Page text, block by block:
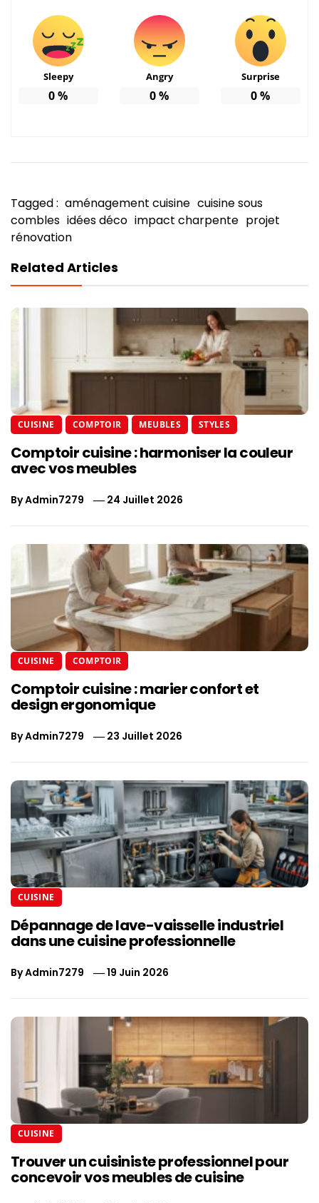
Sleepy
0%
Angry
0%
Surprise
0%
Tagged : aménagement cuisine cuisine sous
combles idées déco impact charpente projet
rénovation
Related Articles
CUISINE COMPTOIR MEUBLES STYLES
Comptoir cuisine : harmoniser la couleur
avec vos meubles
ByAdmin7279 24 Juillet 2026
CUISINE COMPTOIR
Comptoir cuisine : marier confort et
design ergonomique
ByAdmin7279 23 Juillet 2026
CUISINE
Dépannage de lave-vaisselle industriel
dans une cuisine professionnelle
ByAdmin7279 19 Juin 2026
CUISINE
Trouver un cuisiniste professionnel pour
concevoir vos meubles de cuisine